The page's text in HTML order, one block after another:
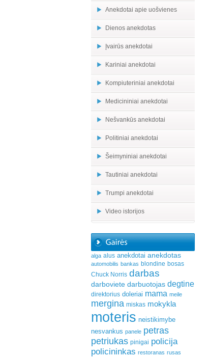
Anekdotai apie uošvienes
Dienos anekdotas
Įvairūs anekdotai
Kariniai anekdotai
Kompiuteriniai anekdotai
Medicininiai anekdotai
Nešvankūs anekdotai
Politiniai anekdotai
Šeimyniniai anekdotai
Tautiniai anekdotai
Trumpi anekdotai
Video istorijos
alga alus anekdotai anekdotas
automobilis bankas blondine bosas
Chuck Norris darbas
darboviete darbuotojas degtine
direktorius doleriai mama meile
mergina miskas mokykla
moteris neistikimybe
nesvankus panele petras
petriukas pinigai policija
policininkas restoranas rusas